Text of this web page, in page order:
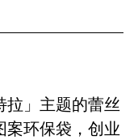
拉」主题的蕾丝
案环保袋，创业